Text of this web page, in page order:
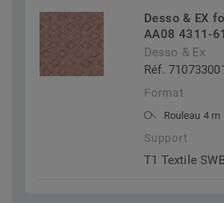
Desso & EX
AA08 4311-
Desso & Ex
Réf.
Format
Rouleau 4 m
Support
T1 Textile